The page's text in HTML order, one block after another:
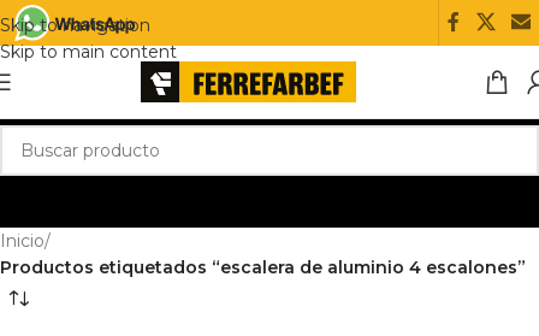
Skip to navigation
Skip to main content
Inicio/
Productos etiquetados “escalera de aluminio 4 escalones”